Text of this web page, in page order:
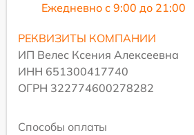
Ежедневно с 9:00 до 21:00
РЕКВИЗИТЫ КОМПАНИИ
ИП Велес Ксения Алексеевна
ИНН 651300417740
ОГРН 322774600278282
Способы оплаты